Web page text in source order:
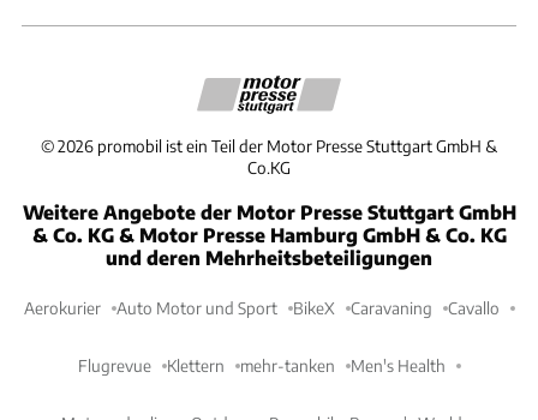
©2026 promobil ist ein Teil der Motor Presse Stuttgart GmbH &
Co.KG
Weitere Angebote der Motor Presse Stuttgart GmbH
& Co. KG & Motor Presse Hamburg GmbH & Co. KG
und deren Mehrheitsbeteiligungen
Aerokurier Auto Motor und Sport BikeX Caravaning Cavallo
Flugrevue Klettern mehr-tanken Men's Health